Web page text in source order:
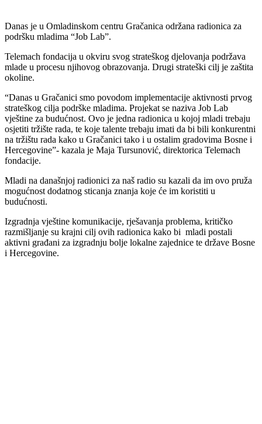
Danas je u Omladinskom centru Gračanica održana radionica za
podršku mladima “Job Lab”.
Telemach fondacija u okviru svog strateškog djelovanja podržava
mlade u procesu njihovog obrazovanja. Drugi strateški cilj je zaštita
okoline.
“Danas u Gračanici smo povodom implementacije aktivnosti prvog
strateškog cilja podrške mladima. Projekat se naziva Job Lab
vještine za budućnost. Ovo je jedna radionica u kojoj mladi trebaju
osjetiti tržište rada, te koje talente trebaju imati da bi bili konkurentni
na tržištu rada kako u Gračanici tako i u ostalim gradovima Bosne i
Hercegovine”- kazala je Maja Tursunović, direktorica Telemach
fondacije.
Mladi na današnjoj radionici za naš radio su kazali da im ovo pruža
mogućnost dodatnog sticanja znanja koje će im koristiti u
budućnosti.
Izgradnja vještine komunikacije, rješavanja problema, kritičko
razmišljanje su krajni cilj ovih radionica kako bi mladi postali
aktivni građani za izgradnju bolje lokalne zajednice te države Bosne
i Hercegovine.